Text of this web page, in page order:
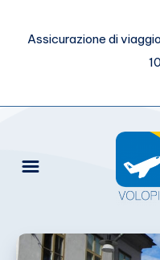
Assicurazione di